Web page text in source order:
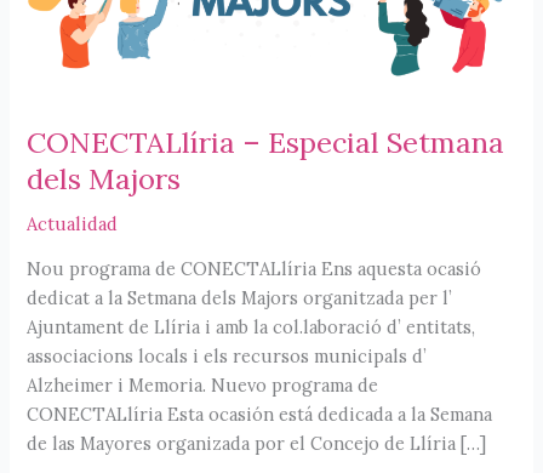
CONECTALlíria – Especial Setmana
dels Majors
Actualidad
Nou programa de CONECTALlíria Ens aquesta ocasió
dedicat a la Setmana dels Majors organitzada per l’
Ajuntament de Llíria i amb la col.laboració d’ entitats,
associacions locals i els recursos municipals d’
Alzheimer i Memoria. Nuevo programa de
CONECTALlíria Esta ocasión está dedicada a la Semana
de las Mayores organizada por el Concejo de Llíria […]